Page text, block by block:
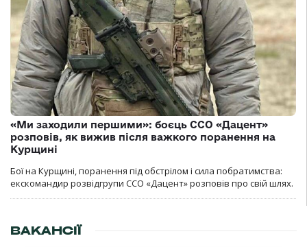
«Ми заходили першими»: боєць ССО «Дацент»
розповів, як вижив після важкого поранення на
Курщині
Бої на Курщині, поранення під обстрілом і сила побратимства:
екскомандир розвідгрупи ССО «Дацент» розповів про свій шлях.
ВАКАНСІЇ